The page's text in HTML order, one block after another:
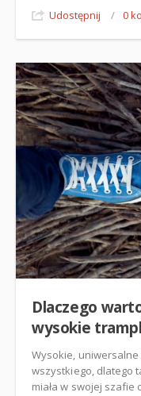
Udostępnij
/ 0
Dlaczego
wysokie
Wysokie, uniwersalne
wszystkiego, dlatego
miała w swojej